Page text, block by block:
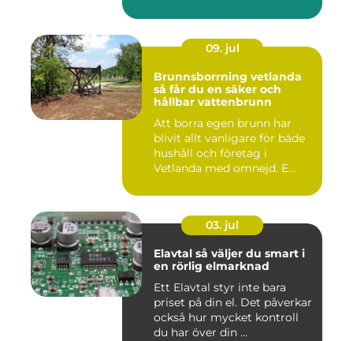
09. jul
Brunnsborrning vetlanda
så får du en säker och
hållbar vattenbrunn
Att borra egen brunn har
blivit allt vanligare för både
hushåll och företag i
Vetlanda med omnejd. E...
03. jul
Elavtal så väljer du smart i
en rörlig elmarknad
Ett Elavtal styr inte bara
priset på din el. Det påverkar
också hur mycket kontroll
du har över din ...